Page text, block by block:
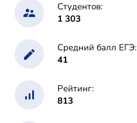
Студентов:
1 303
Средний балл ЕГЭ:
41
Рейтинг:
813